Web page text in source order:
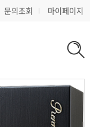
문의조회 마이페이지